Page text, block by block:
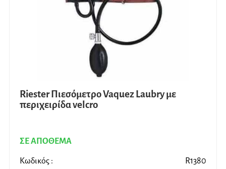
Riester Πιεσόμετρο Vaquez Laubry με
περιχειρίδα velcro
ΣΕ ΑΠΟΘΕΜΑ
Κωδικός : R1380